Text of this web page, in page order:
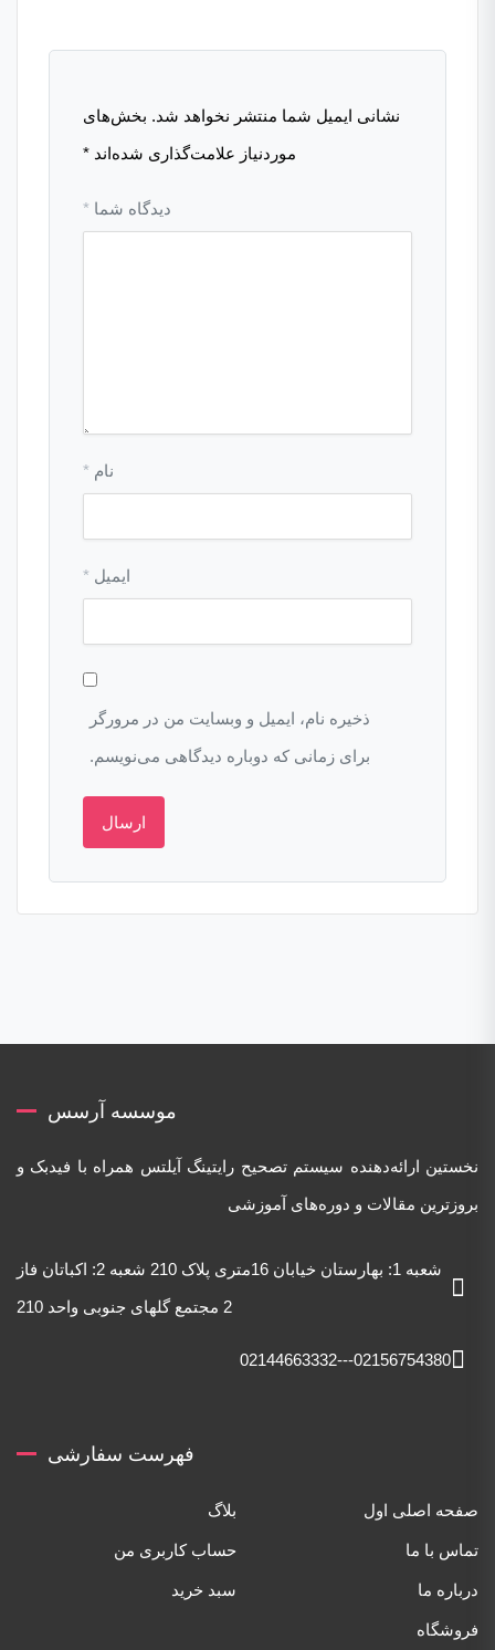
نشانی ایمیل شما منتشر نخواهد شد. بخش‌های
موردنیاز علامت‌گذاری شده‌اند *
دیدگاه شما *
نام *
ایمیل *
ذخیره نام، ایمیل و وبسایت من در مرورگر
برای زمانی که دوباره دیدگاهی می‌نویسم.
موسسه آرسس
نخستین ارائه‌دهنده‌ سیستم تصحیح رایتینگ آیلتس همراه با فیدبک و
بروزترین مقالات و دوره‌های آموزشی
شعبه 1: بهارستان خیابان 16متری پلاک 210 شعبه 2: اکباتان فاز
2 مجتمع گلهای جنوبی واحد 210
02156754380---02144663332
فهرست سفارشی
صفحه اصلی اول بلاگ
تماس با ما حساب کاربری من
درباره ما سبد خرید
فروشگاه